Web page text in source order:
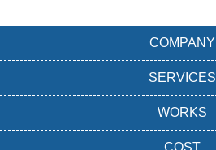
COMPANY
SERVICES
WORKS
COST